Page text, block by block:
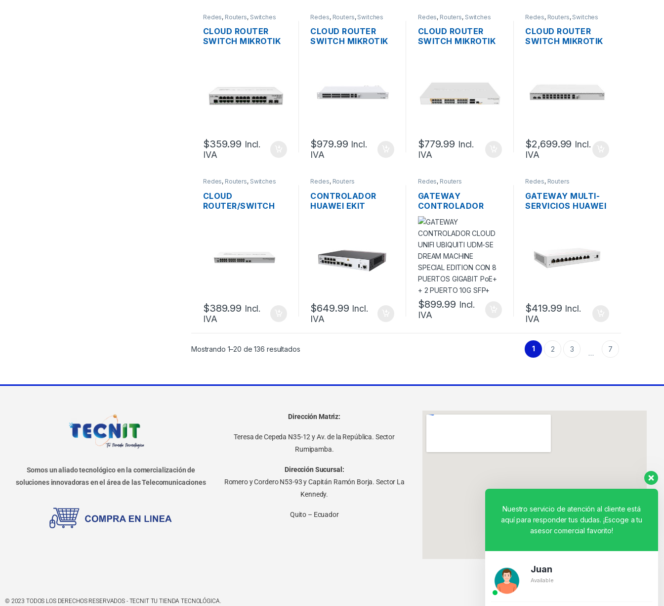
Redes, Routers, Switches
CLOUD ROUTER
SWITCH MIKROTIK
GIGABIT + 2
PUERTOS 10G SFP+
$359.99 Incl.
IVA
Redes, Routers, Switches
CLOUD ROUTER
SWITCH MIKROTIK
DE 24 PUERTOS 10G
SFP+ + 2 PUERTOS
RACKEABLE
$979.99 Incl.
IVA
Redes, Routers, Switches
CLOUD ROUTER
SWITCH MIKROTIK
L3/L2 DUAL BOOT
DE 24 PUERTOS
GIGABIT POE+
$779.99 Incl.
IVA
Redes, Routers, Switches
CLOUD ROUTER
SWITCH MIKROTIK
SFP28 + 2 PUERTOS
100G QSFP28 + 1
$2,699.99 Incl.
IVA
Redes, Routers, Switches
CLOUD
ROUTER/SWITCH
PUERTOS GIGABIT
10/100/1000+2SFP
$389.99 Incl.
IVA
Redes, Routers
CONTROLADOR
HUAWEI EKIT
$649.99 Incl.
IVA
Redes, Routers
GATEWAY
CONTROLADOR
CLOUD UNIFI
UBIQUITI UDM-SE
DREAM MACHINE
SPECIAL EDITION
CON 8 PUERTOS
GIGABIT POE+ + 2
PUERTO 10G SFP+
$899.99 Incl.
IVA
Redes, Routers
GATEWAY MULTI-
SERVICIOS HUAWEI
PUERTOS LAN
GIGABIT POE+
$419.99 Incl.
IVA
Mostrando 1–20 de 136 resultados 1 2 3 … 7
Somos un aliado tecnológico en la comercialización de
soluciones innovadoras en el área de las Telecomunicaciones
Dirección Matriz:
Teresa de Cepeda N35-12 y Av. de la República. Sector
Rumipamba.
Dirección Sucursal:
Romero y Cordero N53-93 y Capitán Ramón Borja. Sector La
Kennedy.
Quito – Ecuador
© 2023 TODOS LOS DERECHOS RESERVADOS - TECNIT TU TIENDA TECNOLÓGICA.
Nuestro servicio de atención al cliente está
aquí para responder tus dudas. ¡Escoge a tu
asesor comercial favorito!
Juan
Available